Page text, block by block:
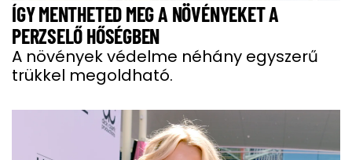
ÍGY MENTHETED MEG A NÖVÉNYEKET A
PERZSELŐ HŐSÉGBEN
A növények védelme néhány egyszerű
trükkel megoldható.